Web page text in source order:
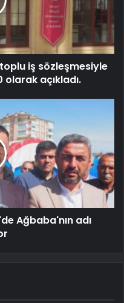
iş sözleşmesiyle
olarak açıkladı.
Ağbaba'nın adı